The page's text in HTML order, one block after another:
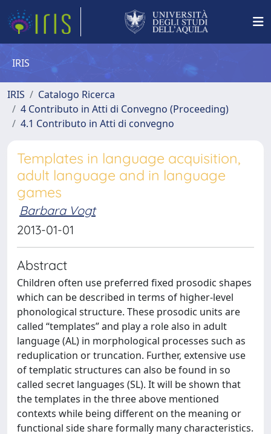
IRIS
IRIS
Catalogo Ricerca
4 Contributo in Atti di Convegno (Proceeding)
4.1 Contributo in Atti di convegno
Templates in language acquisition,
adult language and in language
games
Barbara Vogt
2013-01-01
Abstract
Children often use preferred fixed prosodic shapes
which can be described in terms of higher-level
phonological structure. These prosodic units are
called “templates” and play a role also in adult
language (AL) in morphological processes such as
reduplication or truncation. Further, extensive use
of templatic structures can also be found in so
called secret languages (SL). It will be shown that
the templates in the three above mentioned
contexts while being different on the meaning or
functional side share formally many characteristics.